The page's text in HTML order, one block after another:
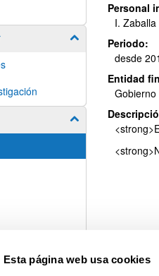
Esta página web usa cookies
Mostrar/ocultar
Mostrar/ocultar
Personal
I. Zaballa
Periodo:
desde
Entidad
Gobierno